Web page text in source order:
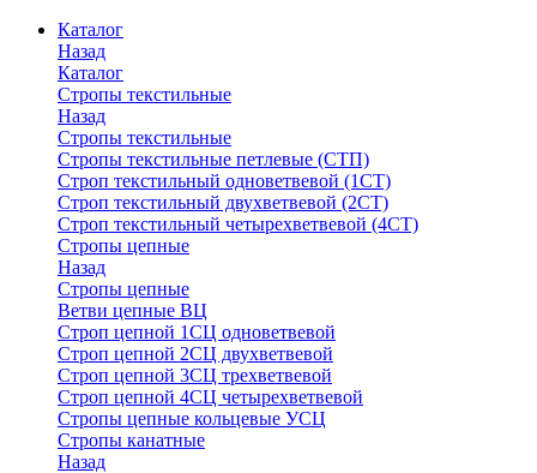
Каталог
Назад
Каталог
Стропы текстильные
Назад
Стропы текстильные
Стропы текстильные петлевые (СТП)
Строп текстильный одноветвевой (1СТ)
Строп текстильный двухветвевой (2СТ)
Строп текстильный четырехветвевой (4СТ)
Стропы цепные
Назад
Стропы цепные
Ветви цепные ВЦ
Строп цепной 1СЦ одноветвевой
Строп цепной 2СЦ двухветвевой
Строп цепной 3СЦ трехветвевой
Строп цепной 4СЦ четырехветвевой
Стропы цепные кольцевые УСЦ
Стропы канатные
Назад